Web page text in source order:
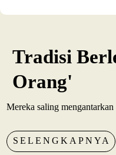
Tradisi
Orang'
Mereka saling mengantarkan
SELENGKAPNYA